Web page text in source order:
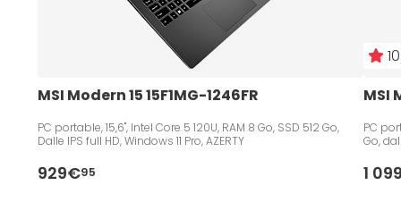
MSI Modern 15 15F1MG-1246FR
PC portable, 15,6", Intel Core 5 120U, RAM 8 Go, SSD 512 Go,
Dalle IPS full HD, Windows 11 Pro, AZERTY
929€95
MSI
PC
Go,
1